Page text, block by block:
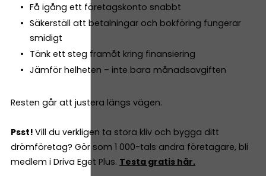
Få igång ett företagskonto snabbt
Säkerställ att betalningar och bokföring fungerar
smidigt
Tänk ett steg framåt kring finansiering
Jämför helheten – inte bara månadsavgiften
Resten går att justera längs vägen.
Psst! Vill du verkligen ta stora kliv och bygga ditt
drömföretag? Gör som 1 000-tals andra företagare, bli
medlem i Driva Eget Plus. Testa gratis här.